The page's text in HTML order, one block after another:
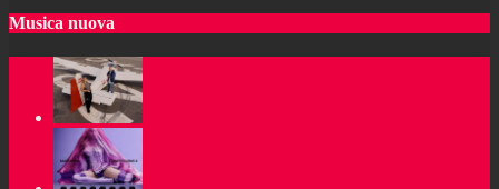
Musica nuova